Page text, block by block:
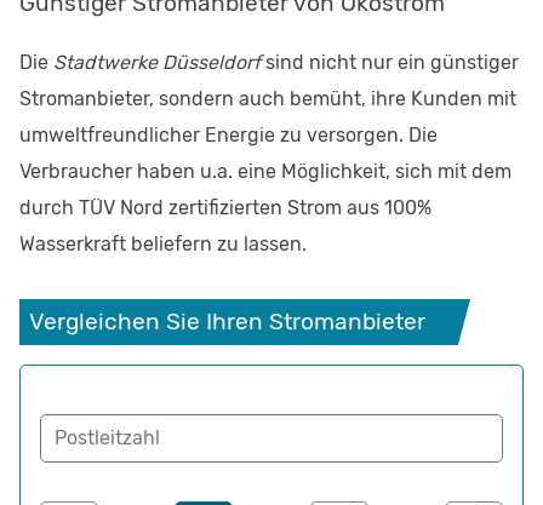
Die Stadtwerke Düsseldorfsind nicht nur ein günstiger
Stromanbieter, sondern auch bemüht, ihre Kunden mit
umweltfreundlicher Energie zu versorgen. Die
Verbraucher haben u.a. eine Möglichkeit, sich mit dem
durch TÜV Nord zertifizierten Strom aus 100%
Wasserkraft beliefern zu lassen.
Vergleichen Sie Ihren Stromanbieter
Postleitzahl